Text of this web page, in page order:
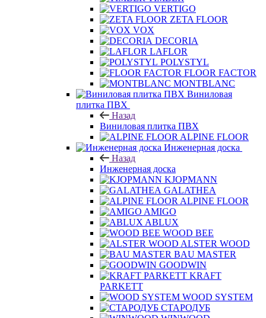
VERTIGO
ZETA FLOOR
VOX
DECORIA
LAFLOR
POLYSTYL
FLOOR FACTOR
MONTBLANC
Виниловая
плитка ПВХ
Назад
Виниловая плитка ПВХ
ALPINE FLOOR
Инженерная доска
Назад
Инженерная доска
KJOPMANN
GALATHEA
ALPINE FLOOR
AMIGO
ABLUX
WOOD BEE
ALSTER WOOD
BAU MASTER
GOODWIN
KRAFT
PARKETT
WOOD SYSTEM
СТАРОДУБ